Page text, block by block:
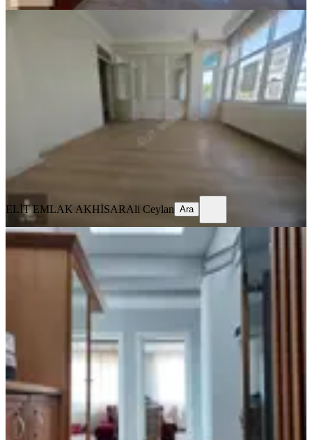
Elit Emlak Paşa Mahallesinde Ara
Kat Kiralık 3+1 Daire
Akhisar, Paşa Mahallesi
3+1
135 m² · 03.08.2026
13.500 ₺
ELİT EMLAK AKHİSAR
ELİT EMLAK AKHİSARAli Ceylan Ara
MANZARALI
Reşatbey Ring Yolu Üzerinde 3+1
Fuul Eşyalı Kiralık Daire
Akhisar, Reşat Bey Mahallesi
3+1·
32.000 ₺
Mkm Yatırım Gayrimenkul Kutay İnan
Ara